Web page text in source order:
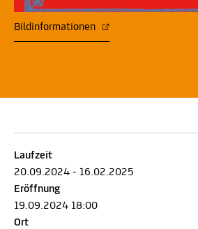
Bildinformationen
Laufzeit
20.09.2024 - 16.02.2025
Eröffnung
19.09.2024 18:00
Ort